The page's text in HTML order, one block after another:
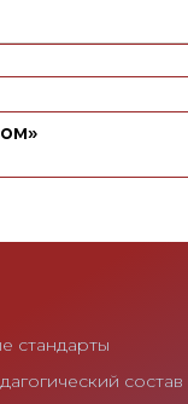
стандарты
состав